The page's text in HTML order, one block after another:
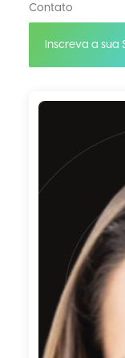
Contato
Inscreva a sua